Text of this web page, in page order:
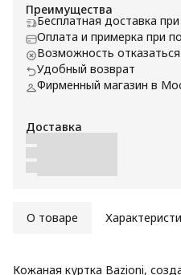
Преимущества
Бесплатная доставка
Оплата и примерка при
Возможность
Удобный возврат
Фирменный магазин в
Доставка
О товаре
Кожаная куртка Bazioni,